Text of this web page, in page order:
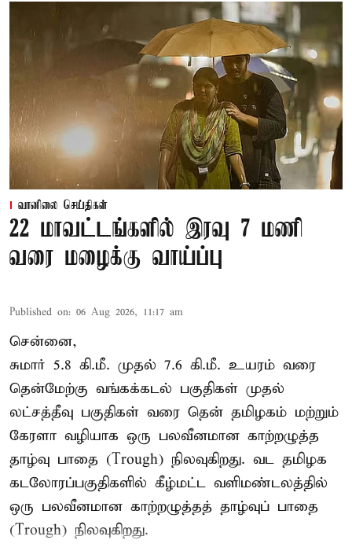
வானிலை செய்திகள்
22 மாவட்டங்களில் இரவு 7 மணி
வரை மழைக்கு வாய்ப்பு
Published on: 06 Aug 2026, 11:17 am
சென்னை,
சுமார் 5.8 கி.மீ. முதல் 7.6 கி.மீ. உயரம் வரை
தென்மேற்கு வங்கக்கடல் பகுதிகள் முதல்
லட்சத்தீவு பகுதிகள் வரை தென் தமிழகம் மற்றும்
கேரளா வழியாக ஒரு பலவீனமான காற்றழுத்த
தாழ்வு பாதை (Trough) நிலவுகிறது. வட தமிழக
கடலோரப்பகுதிகளில் கீழ்மட்ட வளிமண்டலத்தில்
ஒரு பலவீனமான காற்றழுத்தத் தாழ்வுப் பாதை
(Trough) நிலவுகிறது.